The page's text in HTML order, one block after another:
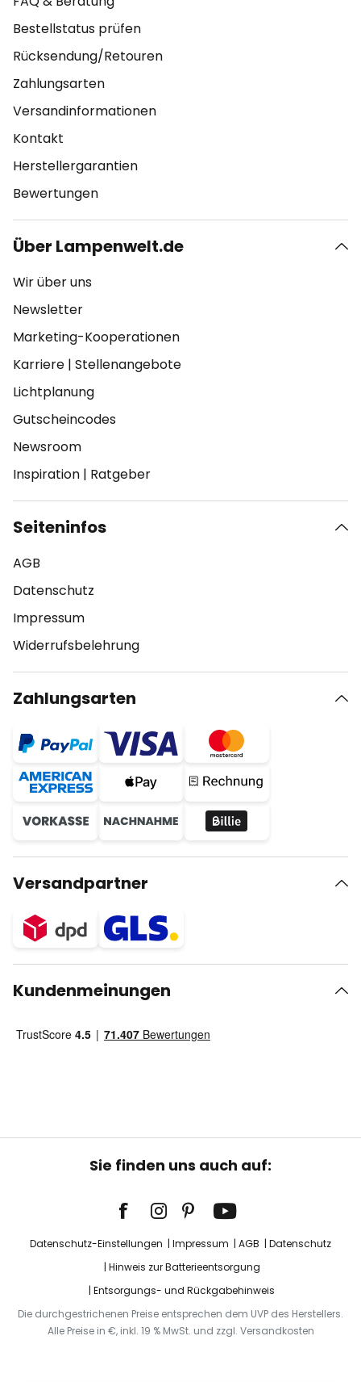
Bestellstatus prüfen
Rücksendung/Retouren
Zahlungsarten
Versandinformationen
Kontakt
Herstellergarantien
Bewertungen
Über Lampenwelt.de
Wir über uns
Newsletter
Marketing-Kooperationen
Karriere | Stellenangebote
Lichtplanung
Gutscheincodes
Newsroom
Inspiration | Ratgeber
Seiteninfos
AGB
Datenschutz
Impressum
Widerrufsbelehrung
Zahlungsarten
Versandpartner
Kundenmeinungen
Sie finden uns auch auf:
Datenschutz-Einstellungen Impressum AGB
Datenschutz
Hinweis zur Batterieentsorgung
Entsorgungs- und Rückgabehinweis
Die durchgestrichenen Preise entsprechen dem UVP des Herstellers.
Alle Preise in €, inkl. 19 % MwSt. und zzgl. Versandkosten